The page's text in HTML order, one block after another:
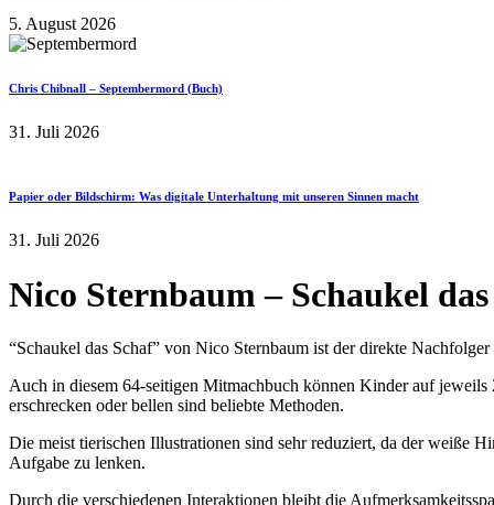
5. August 2026
Chris Chibnall – Septembermord (Buch)
31. Juli 2026
Papier oder Bildschirm: Was digitale Unterhaltung mit unseren Sinnen macht
31. Juli 2026
Nico Sternbaum – Schaukel
“Schaukel das Schaf” von Nico Sternbaum ist der direkte
Auch in diesem 64-seitigen Mitmachbuch können Kinder auf
erschrecken oder bellen sind beliebte Methoden.
Die meist tierischen Illustrationen sind sehr reduziert, da der weiße
Aufgabe zu lenken.
Durch die verschiedenen Interaktionen bleibt die